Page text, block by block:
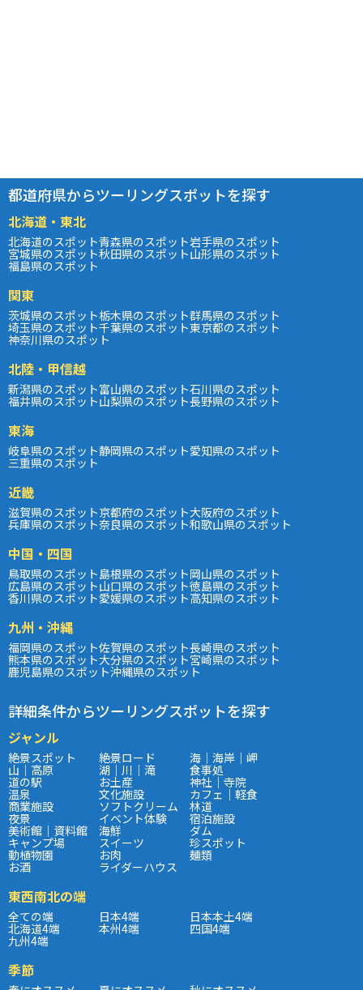
都道府県からツーリングスポットを探す
北海道・東北
北海道のスポット青森県のスポット岩手県のスポット
宮城県のスポット秋田県のスポット山形県のスポット
福島県のスポット
関東
茨城県のスポット栃木県のスポット群馬県のスポット
埼玉県のスポット千葉県のスポット東京都のスポット
神奈川県のスポット
北陸・甲信越
新潟県のスポット富山県のスポット石川県のスポット
福井県のスポット山梨県のスポット長野県のスポット
東海
岐阜県のスポット静岡県のスポット愛知県のスポット
三重県のスポット
近畿
滋賀県のスポット京都府のスポット大阪府のスポット
兵庫県のスポット奈良県のスポット和歌山県のスポット
中国・四国
鳥取県のスポット島根県のスポット岡山県のスポット
広島県のスポット山口県のスポット徳島県のスポット
香川県のスポット愛媛県のスポット高知県のスポット
九州・沖縄
福岡県のスポット佐賀県のスポット長崎県のスポット
熊本県のスポット大分県のスポット宮崎県のスポット
鹿児島県のスポット沖縄県のスポット
詳細条件からツーリングスポットを探す
ジャンル
絶景スポット 絶景ロード 海｜海岸｜岬
山｜高原 湖｜川｜滝 食事処
道の駅 お土産 神社｜寺院
温泉 文化施設 カフェ｜軽食
商業施設 ソフトクリーム 林道
夜景 イベント体験 宿泊施設
美術館｜資料館 海鮮 ダム
キャンプ場 スイーツ 珍スポット
動植物園 お肉 麺類
お酒 ライダーハウス
東西南北の端
全ての端 日本4端 日本本土4端
北海道4端 本州4端 四国4端
九州4端
季節